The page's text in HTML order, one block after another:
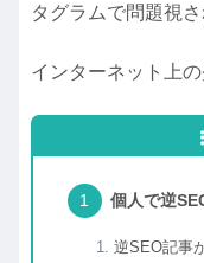
タグラムで問題視さ
インターネット上
個人で逆
逆SEO記事